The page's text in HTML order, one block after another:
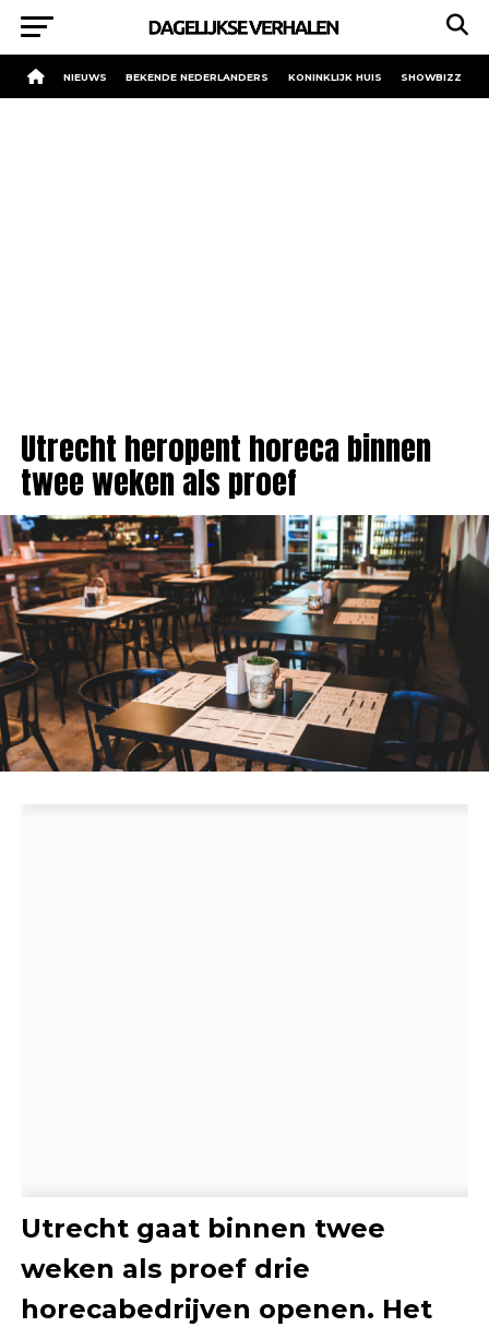
NIEUWS BEKENDE NEDERLANDERS KONINKLIJK HUIS SHOWBIZZ
Utrecht heropent horeca binnen
twee weken als proef
Utrecht gaat binnen twee
weken als proef drie
horecabedrijven openen. Het